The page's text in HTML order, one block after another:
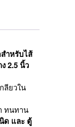
ำหรับไส้
2.5 นิ้ว
ลียวใน
ทนทาน
ด และ ตู้